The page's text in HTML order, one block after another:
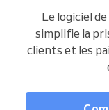
Le logiciel
simplifie la
clients et les